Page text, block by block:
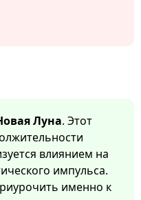
Луна. Этот
влиянием на
импульса.
именно к